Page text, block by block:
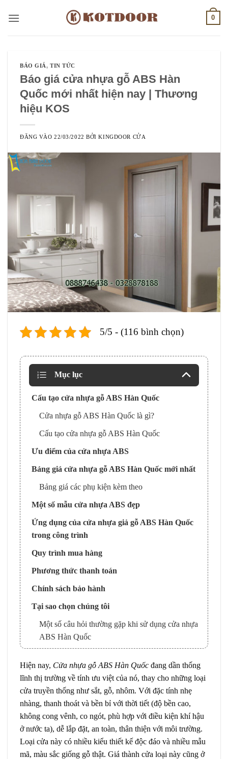
qua
0
BÁO GIÁ,TIN TỨC
Báo giá cửa nhựa gỗ ABS Hàn
Quốc mới nhất hiện nay | Thương
hiệu KOS
ĐĂNG VÀO22/03/2022 BỞIKINGDOOR CỬA
5/5 - (116 bình chọn)
Mục lục
Cấu tạo cửa nhựa gỗ ABS Hàn Quốc
Cửa nhựa gỗ ABS Hàn Quốc là gì?
Cấu tạo cửa nhựa gỗ ABS Hàn Quốc
Ưu điểm của cửa nhựa ABS
Bảng giá cửa nhựa gỗ ABS Hàn Quốc mới nhất
Bảng giá các phụ kiện kèm theo
Một số mẫu cửa nhựa ABS đẹp
Ứng dụng của cửa nhựa giả gỗ ABS Hàn Quốc
trong công trình
Quy trình mua hàng
Phương thức thanh toán
Chính sách bảo hành
Tại sao chọn chúng tôi
Một số câu hỏi thường gặp khi sử dụng cửa nhựa
ABS Hàn Quốc
cửa nhựa ABS Hàn Quốc
Hiện nay, Cửa nhựa gỗ ABS Hàn Quốc đang dần thống
lĩnh thị trường về tính ưu việt của nó, thay cho những loại
cửa truyền thống như sắt, gỗ, nhôm. Với đặc tính nhẹ
nhàng, thanh thoát và bền bỉ với thời tiết (độ bền cao,
không cong vênh, co ngót, phù hợp với điều kiện khí hậu
ở nước ta), dễ lắp đặt, an toàn, thân thiện với môi trường.
Loại cửa này có nhiều kiểu thiết kế độc đáo và nhiều mẫu
mã, màu sắc giống gỗ thật. Giá thành cửa loại này cũng ở